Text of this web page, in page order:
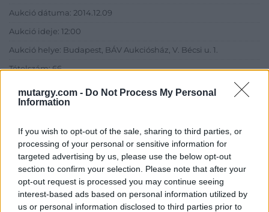
mutargy.com - Do Not Process My Personal
Information
If you wish to opt-out of the sale, sharing to third parties, or
processing of your personal or sensitive information for
targeted advertising by us, please use the below opt-out
section to confirm your selection. Please note that after your
opt-out request is processed you may continue seeing
interest-based ads based on personal information utilized by
us or personal information disclosed to third parties prior to
Aukció dátuma: 2014.12.09
Aukció ideje: 12:00
Aukció helye: Budapest, BÁV Aukciósház, V. Bécsi u. 1.
Tételszám: 66
Eladó adatai
Eladó: BÁV ART Aukciósház és
Galéria
Cím: BÁV ZRt.
1027 Budapest, Csalogány u.
23-33.
Telefon: (06 1) 331 0513